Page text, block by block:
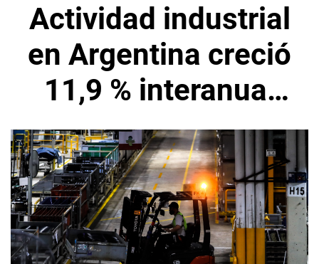
Actividad industrial
en Argentina creció
11,9 % interanual
en el mes de mayo